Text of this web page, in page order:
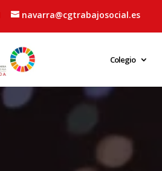
navarra@cgtrabajosocial.es
Colegio